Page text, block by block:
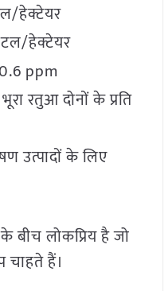
हेक्टेयर
हेक्टेयर
ppm
रतुआ दोनों के प्रति
उत्पादों के लिए
बीच लोकप्रिय है जो
चाहते हैं।